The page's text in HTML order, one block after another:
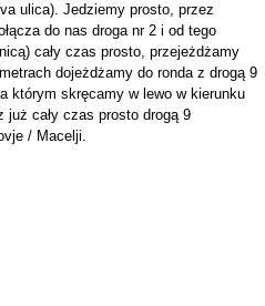
ulica). Jedziemy prosto, przez
do nas droga nr 2 i od tego
cały czas prosto, przejeżdżamy
dojeżdżamy do ronda z drogą 9
którym skręcamy w lewo w kierunku
już cały czas prosto drogą 9
/ Macelji.